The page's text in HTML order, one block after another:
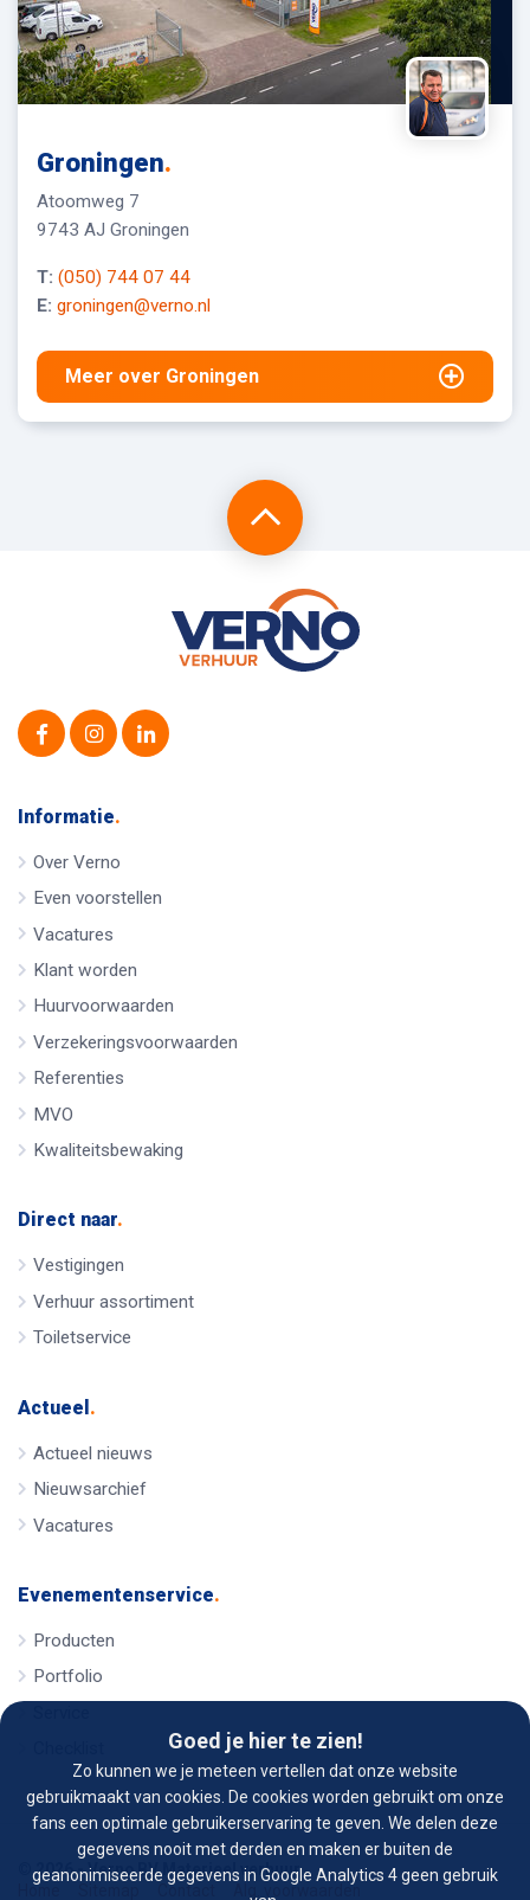
Goed je hier te zien!
Zo kunnen we je meteen vertellen dat onze website
gebruikmaakt van cookies. De cookies worden gebruikt om onze
fans een optimale gebruikerservaring te geven. We delen deze
gegevens nooit met derden en maken er buiten de
geanonimiseerde gegevens in Google Analytics 4 geen gebruik
Groningen.
Atoomweg 7
9743 AJ Groningen
T: (050) 744 07 44
E: groningen@verno.nl
Meer over Groningen
Informatie.
Over Verno
Even voorstellen
Vacatures
Klant worden
Huurvoorwaarden
Verzekeringsvoorwaarden
Referenties
MVO
Kwaliteitsbewaking
Direct naar.
Vestigingen
Verhuur assortiment
Toiletservice
Actueel .
Actueel nieuws
Nieuwsarchief
Vacatures
Evenementenservice.
Producten
Portfolio
© 2026 - Verno BV Materieel verhuur
Home
Contact Alg. voorwaarden